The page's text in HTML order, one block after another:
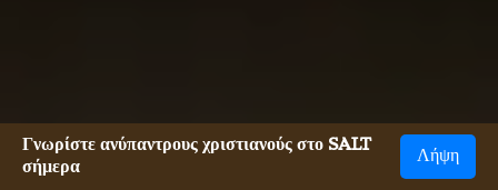
Γνωρίστε ανύπαντρους χριστιανούς στο SALT
σήμερα
Λήψη